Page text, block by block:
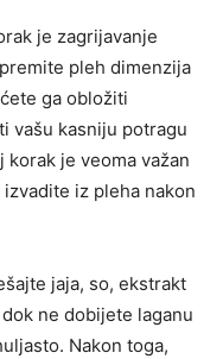
je zagrijavanje
pleh dimenzija
ga obložiti
vašu kasniju potragu
korak je veoma važan
iz pleha nakon
jaja, so, ekstrakt
ne dobijete laganu
Nakon toga,